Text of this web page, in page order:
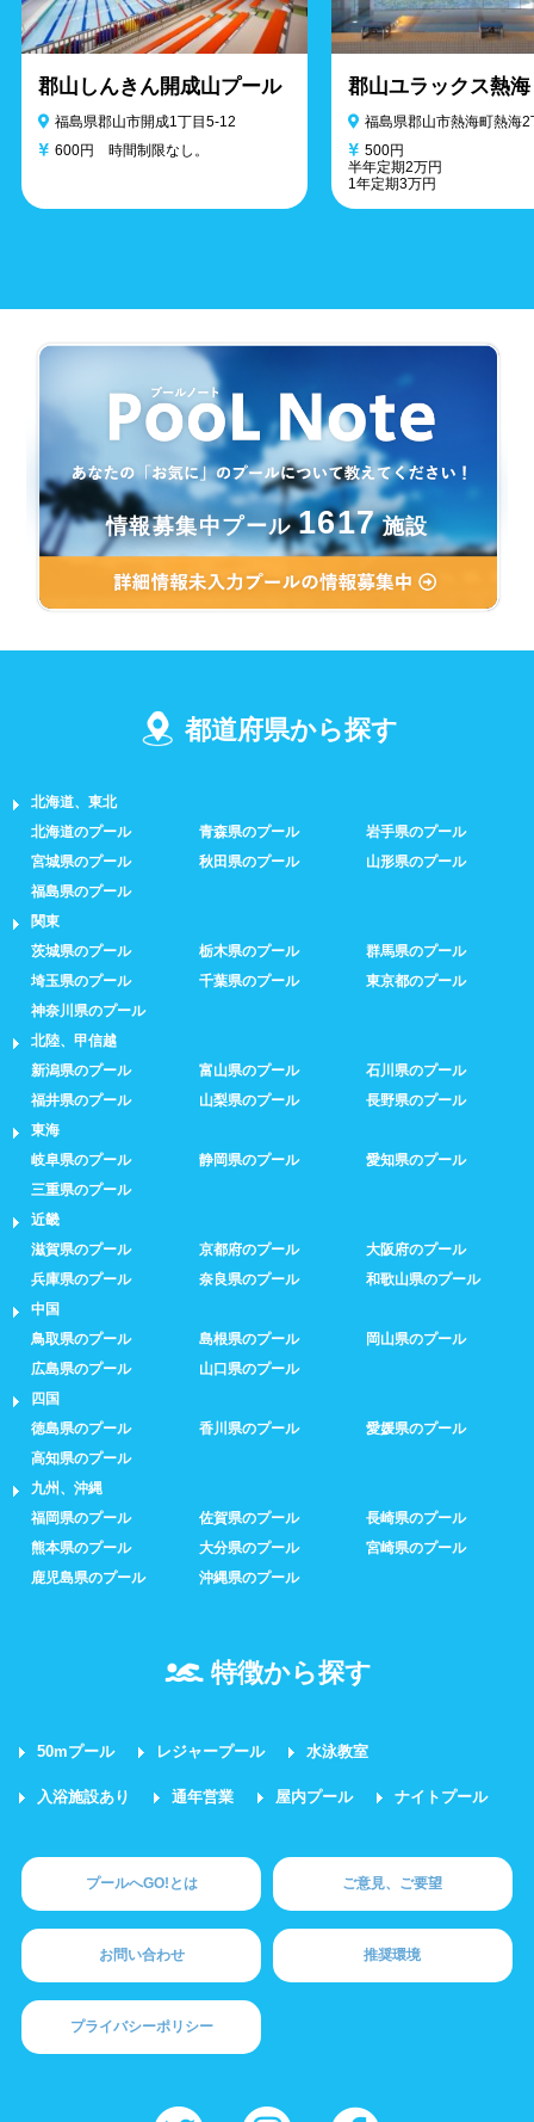
郡山しんきん開成山プール
福島県郡山市開成1丁目5-12
600円 時間制限なし。
郡山ユラックス熱海
福島県郡山市熱海町熱海
500円
半年定期2万円
1年定期3万円
情報募集中プール 1617 施設
都道府県から探す
北海道、東北
北海道のプール
青森県のプール
岩手県のプール
宮城県のプール
秋田県のプール
山形県のプール
福島県のプール
関東
茨城県のプール
栃木県のプール
群馬県のプール
埼玉県のプール
千葉県のプール
東京都のプール
神奈川県のプール
北陸、甲信越
新潟県のプール
富山県のプール
石川県のプール
福井県のプール
山梨県のプール
長野県のプール
東海
岐阜県のプール
静岡県のプール
愛知県のプール
三重県のプール
近畿
滋賀県のプール
京都府のプール
大阪府のプール
兵庫県のプール
奈良県のプール
和歌山県のプール
中国
鳥取県のプール
島根県のプール
岡山県のプール
広島県のプール
山口県のプール
四国
徳島県のプール
香川県のプール
愛媛県のプール
高知県のプール
九州、沖縄
福岡県のプール
佐賀県のプール
長崎県のプール
熊本県のプール
大分県のプール
宮崎県のプール
鹿児島県のプール
沖縄県のプール
特徴から探す
50mプール レジャープール 水泳教室
入浴施設あり 通年営業 屋内プール ナイトプール
プールへGO!とは ご意見、ご要望
お問い合わせ 推奨環境
プライバシーポリシー